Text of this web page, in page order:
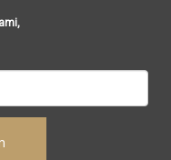
umožnili pohodlné
prevádzky webu
a použiteľnosť. Viac
údajov.
Store